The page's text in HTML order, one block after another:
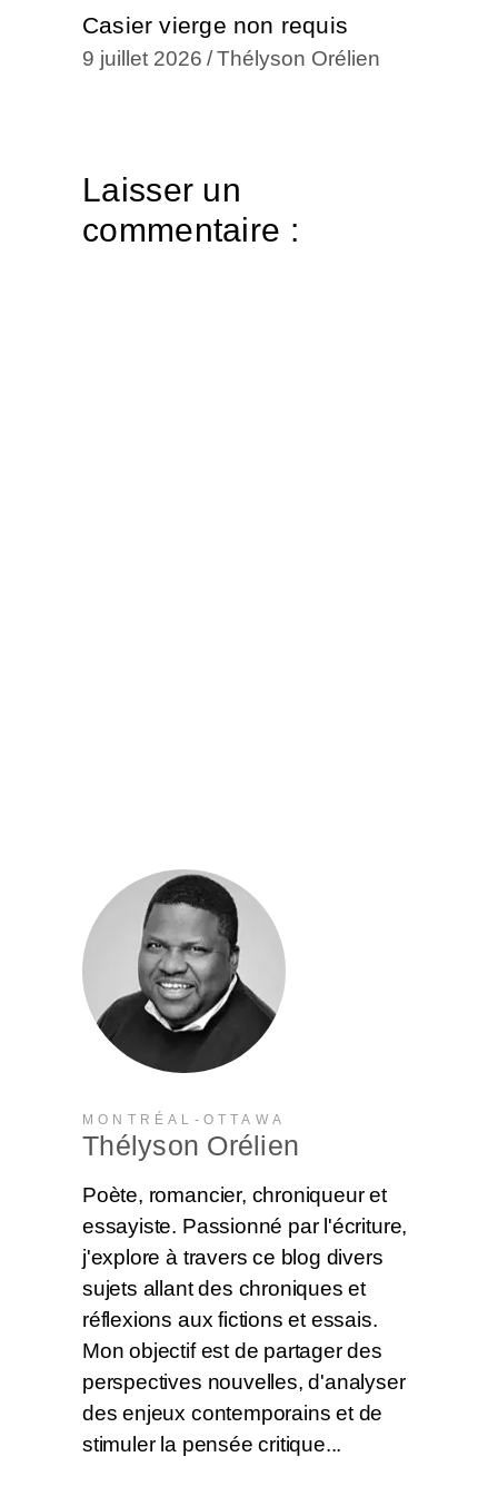
Casier vierge non requis
9 juillet 2026 Thélyson Orélien
Laisser un
commentaire :
MONTRÉAL-OTTAWA
Thélyson Orélien
Poète, romancier, chroniqueur et
essayiste. Passionné par l'écriture,
j'explore à travers ce blog divers
sujets allant des chroniques et
réflexions aux fictions et essais.
Mon objectif est de partager des
perspectives nouvelles, d'analyser
des enjeux contemporains et de
stimuler la pensée critique...